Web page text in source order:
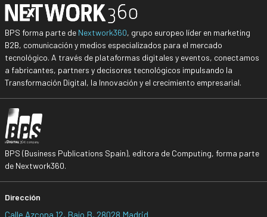
BPS forma parte de Nextwork360, grupo europeo líder en marketing
B2B, comunicación y medios especializados para el mercado
tecnológico. A través de plataformas digitales y eventos, conectamos
a fabricantes, partners y decisores tecnológicos impulsando la
Transformación Digital, la Innovación y el crecimiento empresarial.
BPS (Business Publications Spain), editora de Computing, forma parte
de Nextwork360.
Dirección
Calle Azcona 12, Bajo B, 28028 Madrid